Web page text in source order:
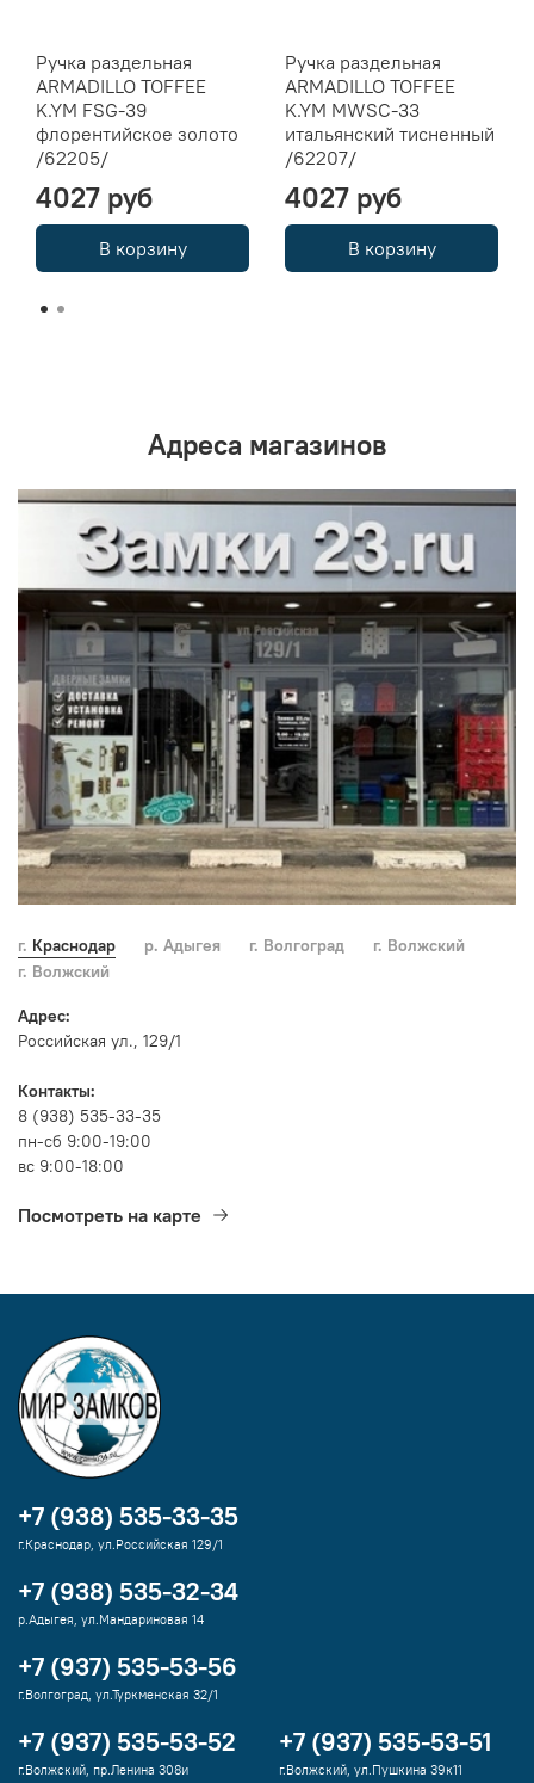
Ручка раздельная
ARMADILLO TOFFEE
K.YM FSG-39
флорентийское золото
/62205/
4027 руб
В корзину
Ручка раздельная
ARMADILLO TOFFEE
K.YM MWSC-33
итальянский тисненный
/62207/
4027 руб
В корзину
Адреса магазинов
г. Краснодар р. Адыгея г. Волгоград
г. Волжский
г. Волжский
Адрес:
Российская ул., 129/1
Контакты:
8 (938) 535-33-35
пн-сб 9:00-19:00
вс 9:00-18:00
Посмотреть на карте
+7 (938) 535-33-35
г.Краснодар, ул.Российская 129/1
+7 (938) 535-32-34
р.Адыгея, ул.Мандариновая 14
+7 (937) 535-53-56
г.Волгоград, ул.Туркменская 32/1
+7 (937) 535-53-52
г.Волжский, пр.Ленина 308и
+7 (937) 535-53-51
г.Волжский, ул.Пушкина 39к11